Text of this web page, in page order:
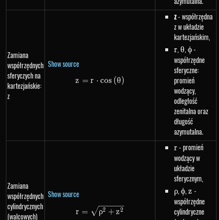
Zamiana
współrzędnych
sferyczych na
kartezjańskie:
z
Show source
z=r \cdot
z = r ⋅ cos (θ)
z- współrzędna
z w układzie
kartezjańskim,
r
r,\theta
θ, \phi
ϕ-
współrzędne
sferyczne:
promień
wodzący,
odległość
zenitalna oraz
długość
azymutalna.
Zamiana
współrzędnych
cylindrycznych
(walcowych)
Show source
r=\sqrt{\rho^{2}+z^{2}}
r = ρ2 +z2
r
r - promień
wodzący w
układzie
sferycznym,
\rho
ρ, \phi
ϕ, z
z -
współrzędne
cylindryczne